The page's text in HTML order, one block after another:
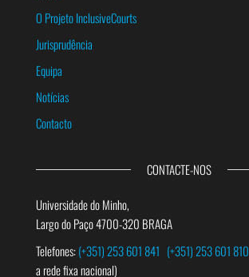
O Projeto InclusiveCourts
Jurisprudência
Equipa
Notícias
Contacto
CONTACTE-NOS
Universidade do Minho,
Largo do Paço 4700-320 BRAGA
Telefones:(+351) 253 601 841 (+351) 253 601 810
a rede fixa nacional)